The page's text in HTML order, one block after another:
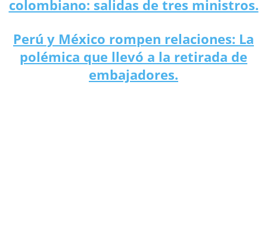
colombiano: salidas de tres ministros.
Perú y México rompen relaciones: La
polémica que llevó a la retirada de
embajadores.